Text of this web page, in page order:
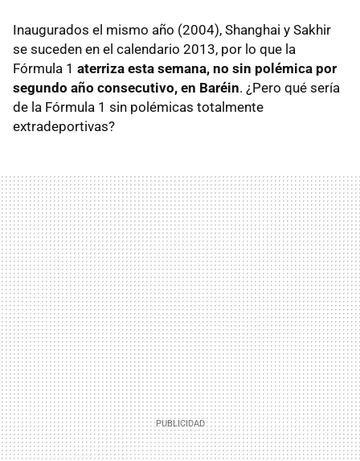
Inaugurados el mismo año (2004), Shanghai y Sakhir
se suceden en el calendario 2013, por lo que la
Fórmula 1 aterriza esta semana, no sin polémica por
segundo año consecutivo, en Baréin. ¿Pero qué sería
de la Fórmula 1 sin polémicas totalmente
extradeportivas?